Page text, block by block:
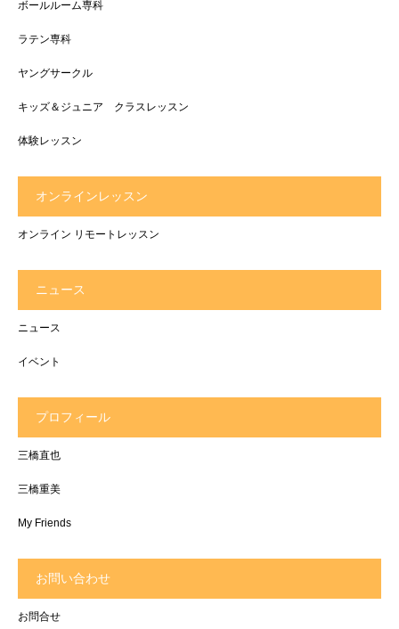
ボールルーム専科
ラテン専科
ヤングサークル
キッズ＆ジュニア クラスレッスン
体験レッスン
オンラインレッスン
オンライン リモートレッスン
ニュース
ニュース
イベント
プロフィール
三橋直也
三橋重美
My Friends
お問い合わせ
お問合せ